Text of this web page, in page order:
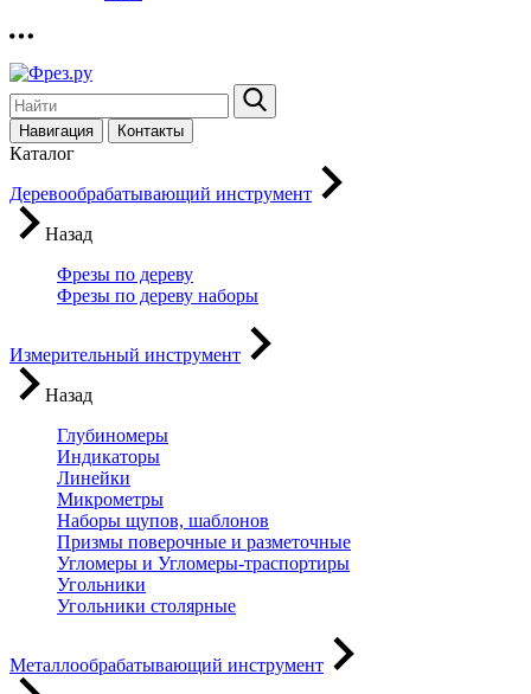
Навигация Контакты
Каталог
Деревообрабатывающий инструмент
Назад
Фрезы по дереву
Фрезы по дереву наборы
Измерительный инструмент
Назад
Глубиномеры
Индикаторы
Линейки
Микрометры
Наборы щупов, шаблонов
Призмы поверочные и разметочные
Угломеры и Угломеры-траспортиры
Угольники
Угольники столярные
Металлообрабатывающий инструмент